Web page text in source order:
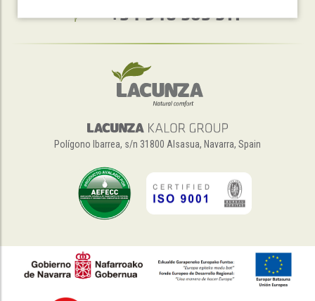
+34 948 563 511
Polígono Ibarrea, s/n 31800 Alsasua, Navarra, Spain